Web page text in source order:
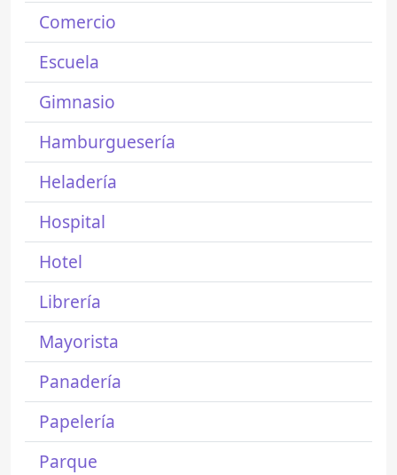
Comercio
Escuela
Gimnasio
Hamburguesería
Heladería
Hospital
Hotel
Librería
Mayorista
Panadería
Papelería
Parque